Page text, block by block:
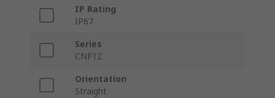
IP Rating
IP67
Series
CNF12
Orientation
Straight